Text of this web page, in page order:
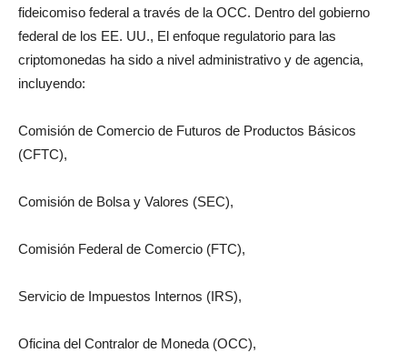
fideicomiso federal a través de la OCC. Dentro del gobierno
federal de los EE. UU., El enfoque regulatorio para las
criptomonedas ha sido a nivel administrativo y de agencia,
incluyendo:
Comisión de Comercio de Futuros de Productos Básicos
(CFTC),
Comisión de Bolsa y Valores (SEC),
Comisión Federal de Comercio (FTC),
Servicio de Impuestos Internos (IRS),
Oficina del Contralor de Moneda (OCC),